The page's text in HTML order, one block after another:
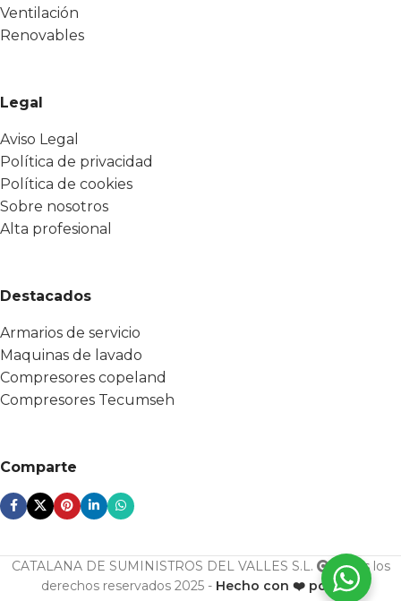
Ventilación
Renovables
Legal
Aviso Legal
Política de privacidad
Política de cookies
Sobre nosotros
Alta profesional
Destacados
Armarios de servicio
Maquinas de lavado
Compresores copeland
Compresores Tecumseh
Comparte
CATALANA DE SUMINISTROS DEL VALLES S.L.
Todos los
derechos reservados 2025 - Hecho con ❤️ por ESF